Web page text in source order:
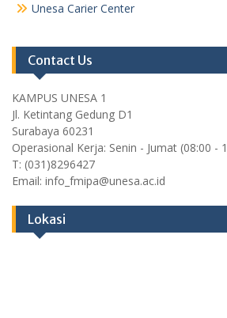
Unesa Carier Center
Contact Us
KAMPUS UNESA 1
Jl. Ketintang Gedung D1
Surabaya 60231
Operasional Kerja: Senin - Jumat (08:00 -
T: (031)8296427
Email: info_fmipa@unesa.ac.id
Lokasi